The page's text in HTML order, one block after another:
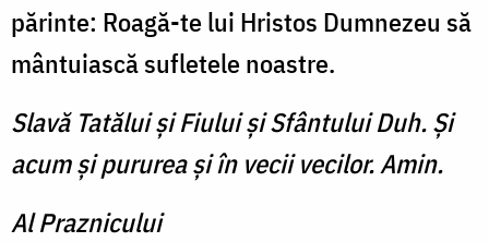
părinte: Roagă-te lui Hristos Dumnezeu să
mântuiască sufletele noastre.
Slavă Tatălui şi Fiului şi Sfântului Duh. Şi
acum şi pururea şi în vecii vecilor. Amin.
Al Praznicului